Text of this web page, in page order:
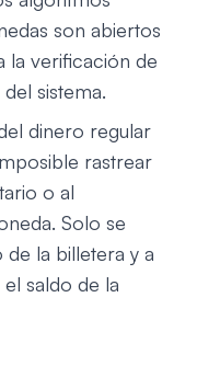
son abiertos
la verificación de
sistema.
dinero regular
rastrear
o al
Solo se
la billetera y a
saldo de la